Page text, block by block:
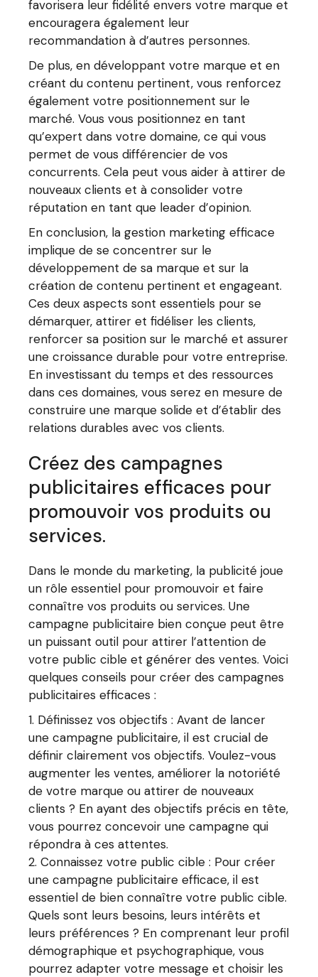
favorisera leur fidélité envers votre marque et
encouragera également leur
recommandation à d’autres personnes.
De plus, en développant votre marque et en
créant du contenu pertinent, vous renforcez
également votre positionnement sur le
marché. Vous vous positionnez en tant
qu’expert dans votre domaine, ce qui vous
permet de vous différencier de vos
concurrents. Cela peut vous aider à attirer de
nouveaux clients et à consolider votre
réputation en tant que leader d’opinion.
En conclusion, la gestion marketing efficace
implique de se concentrer sur le
développement de sa marque et sur la
création de contenu pertinent et engageant.
Ces deux aspects sont essentiels pour se
démarquer, attirer et fidéliser les clients,
renforcer sa position sur le marché et assurer
une croissance durable pour votre entreprise.
En investissant du temps et des ressources
dans ces domaines, vous serez en mesure de
construire une marque solide et d’établir des
relations durables avec vos clients.
Créez des campagnes
publicitaires efficaces pour
promouvoir vos produits ou
services.
Dans le monde du marketing, la publicité joue
un rôle essentiel pour promouvoir et faire
connaître vos produits ou services. Une
campagne publicitaire bien conçue peut être
un puissant outil pour attirer l’attention de
votre public cible et générer des ventes. Voici
quelques conseils pour créer des campagnes
publicitaires efficaces :
Définissez vos objectifs : Avant de lancer
une campagne publicitaire, il est crucial de
définir clairement vos objectifs. Voulez-vous
augmenter les ventes, améliorer la notoriété
de votre marque ou attirer de nouveaux
clients ? En ayant des objectifs précis en tête,
vous pourrez concevoir une campagne qui
répondra à ces attentes.
Connaissez votre public cible : Pour créer
une campagne publicitaire efficace, il est
essentiel de bien connaître votre public cible.
Quels sont leurs besoins, leurs intérêts et
leurs préférences ? En comprenant leur profil
démographique et psychographique, vous
pourrez adapter votre message et choisir les